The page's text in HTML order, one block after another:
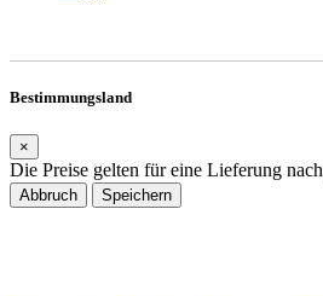
Bestimmungsland
×
Die Preise gelten für eine Lieferung nach
Abbruch Speichern